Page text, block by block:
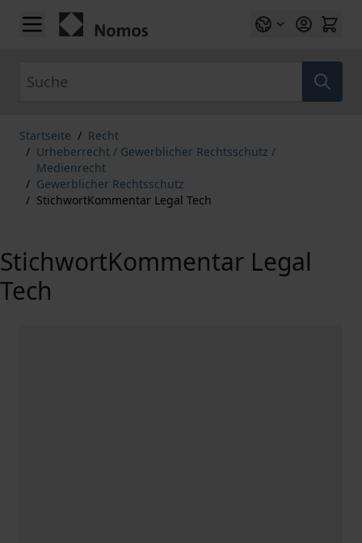
Zum Inhalt springen
Startseite / Recht
/ Urheberrecht / Gewerblicher Rechtsschutz /
Medienrecht
/ Gewerblicher Rechtsschutz
/ StichwortKommentar Legal Tech
StichwortKommentar Legal
Tech